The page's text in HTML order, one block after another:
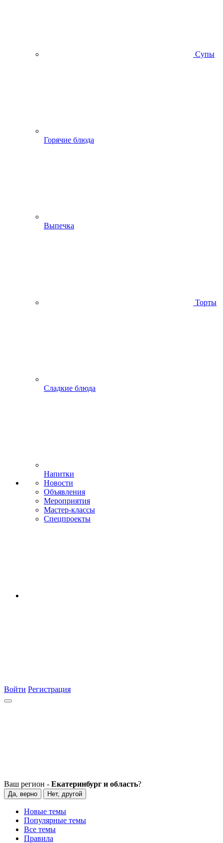
Супы
Горячие блюда
Выпечка
Торты
Сладкие блюда
Напитки
Новости
Объявления
Мероприятия
Мастер-классы
Спецпроекты
Войти Регистрация
Ваш регион - Екатеринбург и область?
Да, верно Нет, другой
Новые темы
Популярные темы
Все темы
Правила